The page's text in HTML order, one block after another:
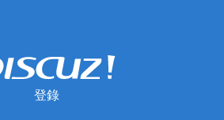
登錄